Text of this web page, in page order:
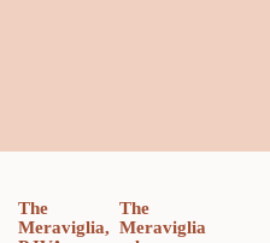
The
Meraviglia,
The
Meraviglia